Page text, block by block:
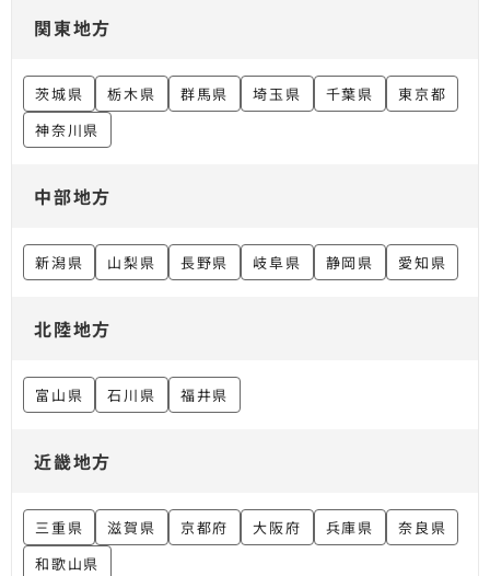
関東地方
茨城県 栃木県 群馬県 埼玉県 千葉県
東京都
神奈川県
中部地方
新潟県 山梨県 長野県 岐阜県 静岡県 愛知県
北陸地方
富山県 石川県 福井県
近畿地方
三重県 滋賀県 京都府 大阪府 兵庫県
奈良県
和歌山県